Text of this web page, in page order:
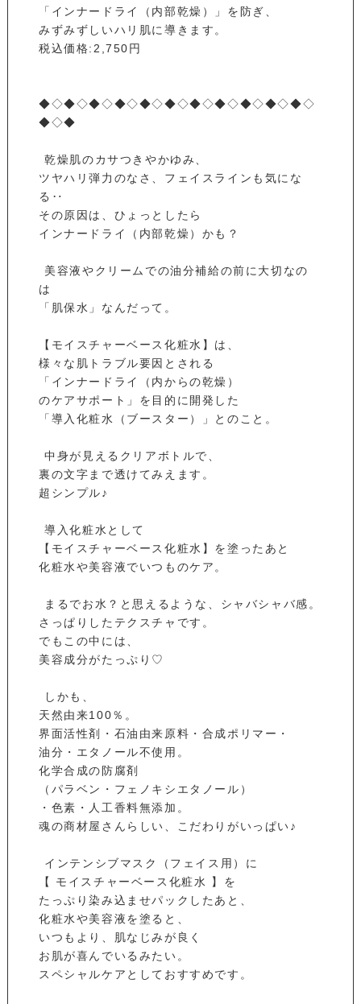
「インナードライ（内部乾燥）」を防ぎ、
みずみずしいハリ肌に導きます。
税込価格:2,750円
◆◇◆◇◆◇◆◇◆◇◆◇◆◇◆◇◆◇◆◇◆◇
◆◇◆
⁡ 乾燥肌のカサつきやかゆみ、
ツヤハリ弾力のなさ、フェイスラインも気にな
る‥
その原因は、ひょっとしたら
インナードライ（内部乾燥）かも？
⁡ 美容液やクリームでの油分補給の前に大切なの
は
「肌保水」なんだって。 ⁡
【モイスチャーベース化粧水】は、
様々な肌トラブル要因とされる
「インナードライ（内からの乾燥）
のケアサポート」を目的に開発した
「導入化粧水（ブースター）」とのこと。
⁡ 中身が見えるクリアボトルで、
裏の文字まで透けてみえます。
超シンプル♪
⁡ 導入化粧水として
【モイスチャーベース化粧水】を塗ったあと
化粧水や美容液でいつものケア。
⁡ まるでお水？と思えるような、シャバシャバ感。
さっぱりしたテクスチャです。
でもこの中には、
美容成分がたっぷり♡
⁡ しかも、
天然由来100％。
界面活性剤・石油由来原料・合成ポリマー・
油分・エタノール不使用。
化学合成の防腐剤
（パラベン・フェノキシエタノール）
・色素・人工香料無添加。
魂の商材屋さんらしい、こだわりがいっぱい♪
⁡ インテンシブマスク（フェイス用）に
【 モイスチャーベース化粧水 】を
たっぷり染み込ませパックしたあと、
化粧水や美容液を塗ると、
いつもより、肌なじみが良く
お肌が喜んでいるみたい。
スペシャルケアとしておすすめです。